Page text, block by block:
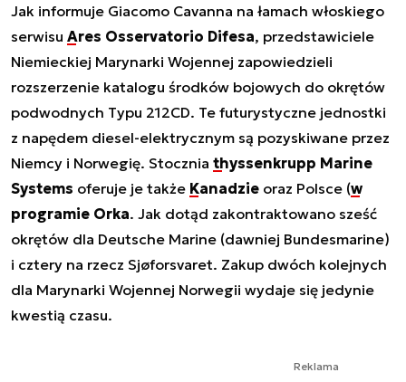
Jak informuje Giacomo Cavanna na łamach włoskiego
serwisu Ares Osservatorio Difesa, przedstawiciele
Niemieckiej Marynarki Wojennej zapowiedzieli
rozszerzenie katalogu środków bojowych do okrętów
podwodnych Typu 212CD. Te futurystyczne jednostki
z napędem diesel-elektrycznym są pozyskiwane przez
Niemcy i Norwegię. Stocznia thyssenkrupp Marine
Systems oferuje je także Kanadzie oraz Polsce (w
programie Orka. Jak dotąd zakontraktowano sześć
okrętów dla Deutsche Marine (dawniej Bundesmarine)
i cztery na rzecz Sjøforsvaret. Zakup dwóch kolejnych
dla Marynarki Wojennej Norwegii wydaje się jedynie
kwestią czasu.
Reklama